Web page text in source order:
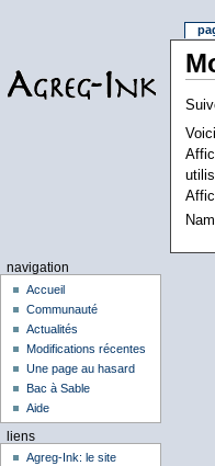
navigation
Accueil
Communauté
Actualités
Modifications récentes
Une page au hasard
Bac à Sable
Aide
liens
Agreg-Ink: le site